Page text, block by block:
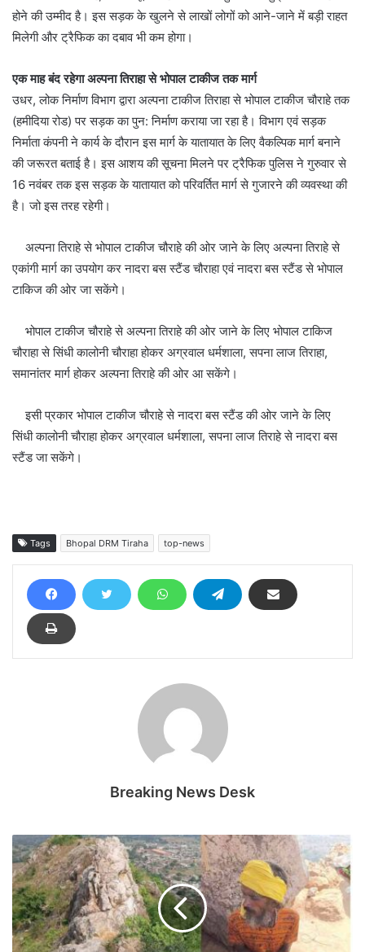
होने की उम्मीद है। इस सड़क के खुलने से लाखों लोगों को आने-जाने में बड़ी राहत
मिलेगी और ट्रैफिक का दबाव भी कम होगा।
एक माह बंद रहेगा अल्पना तिराहा से भोपाल टाकीज तक मार्ग
उधर, लोक निर्माण विभाग द्वारा अल्पना टाकीज तिराहा से भोपाल टाकीज चौराहे तक
(हमीदिया रोड) पर सड़क का पुन: निर्माण कराया जा रहा है। विभाग एवं सड़क
निर्माता कंपनी ने कार्य के दौरान इस मार्ग के यातायात के लिए वैकल्पिक मार्ग बनाने
की जरूरत बताई है। इस आशय की सूचना मिलने पर ट्रैफिक पुलिस ने गुरुवार से
16 नवंबर तक इस सड़क के यातायात को परिवर्तित मार्ग से गुजारने की व्यवस्था की
है। जो इस तरह रहेगी।
अल्पना तिराहे से भोपाल टाकीज चौराहे की ओर जाने के लिए अल्पना तिराहे से
एकांगी मार्ग का उपयोग कर नादरा बस स्टैंड चौराहा एवं नादरा बस स्टैंड से भोपाल
टाकिज की ओर जा सकेंगे।
भोपाल टाकीज चौराहे से अल्पना तिराहे की ओर जाने के लिए भोपाल टाकिज
चौराहा से सिंधी कालोनी चौराहा होकर अग्रवाल धर्मशाला, सपना लाज तिराहा,
समानांतर मार्ग होकर अल्पना तिराहे की ओर आ सकेंगे।
इसी प्रकार भोपाल टाकीज चौराहे से नादरा बस स्टैंड की ओर जाने के लिए
सिंधी कालोनी चौराहा होकर अग्रवाल धर्मशाला, सपना लाज तिराहे से नादरा बस
स्टैंड जा सकेंगे।
Tags Bhopal DRM Tiraha top-news
Breaking News Desk